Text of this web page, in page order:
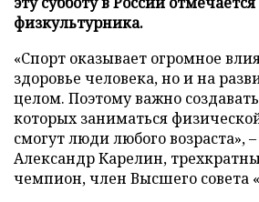
физкультурника.
«Спорт оказывает огромное
здоровье человека, но и на
целом. Поэтому важно
которых заниматься
смогут люди любого возраста»,
Александр Карелин,
чемпион, член Высшего совета